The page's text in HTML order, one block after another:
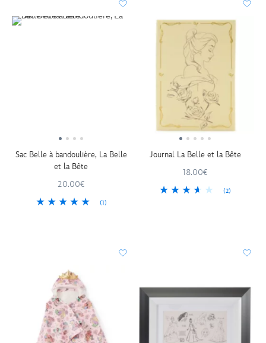
Sac Belle à bandoulière, La Belle
et la Bête
20.00€
(1)
Journal La Belle et la Bête
18.00€
(2)